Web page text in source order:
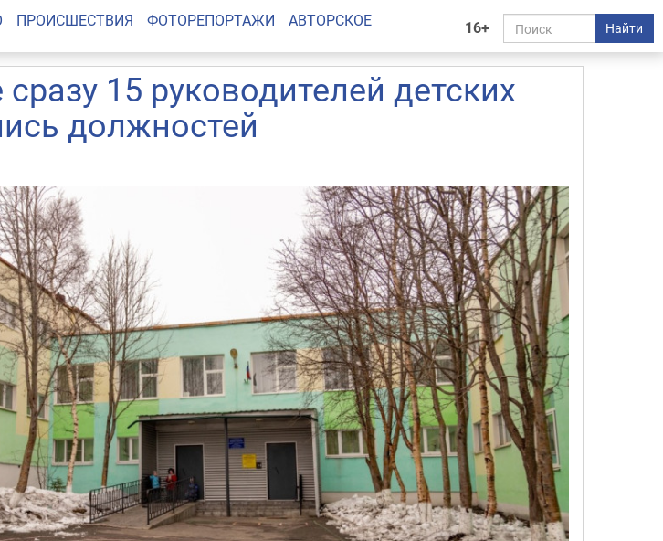
16+ Найти
ПРОИСШЕСТВИЯ ФОТОРЕПОРТАЖИ АВТОРСКОЕ
15 руководителей детских
должностей